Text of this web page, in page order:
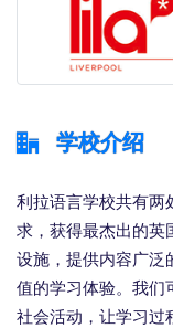
学校介绍
利拉语言学校共有两
求，获得最杰出的英
设施，提供内容广泛
值的学习体验。我们
社会活动，让学习过